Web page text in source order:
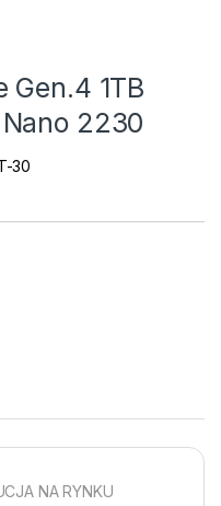
Gen.4 1TB
2230
30
NA RYNKU